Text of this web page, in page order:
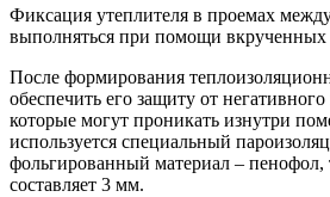
Фиксация утеплителя в проемах
выполняться при помощи вкрученных
После формирования
обеспечить его защиту от
которые могут проникать изнутри
используется специальный
фольгированный материал – пенофол,
составляет 3 мм.